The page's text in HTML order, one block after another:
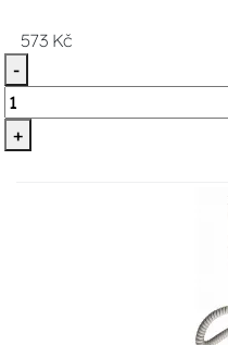
573 Kč
-
+